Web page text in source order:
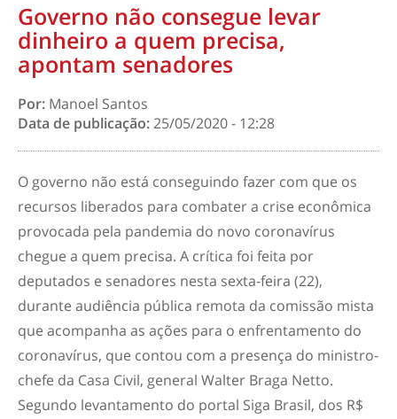
Governo não consegue levar
dinheiro a quem precisa,
apontam senadores
Por: Manoel Santos
Data de publicação:25/05/2020 - 12:28
O governo não está conseguindo fazer com que os
recursos liberados para combater a crise econômica
provocada pela pandemia do novo coronavírus
chegue a quem precisa. A crítica foi feita por
deputados e senadores nesta sexta-feira (22),
durante audiência pública remota da comissão mista
que acompanha as ações para o enfrentamento do
coronavírus, que contou com a presença do ministro-
chefe da Casa Civil, general Walter Braga Netto.
Segundo levantamento do portal Siga Brasil, dos R$